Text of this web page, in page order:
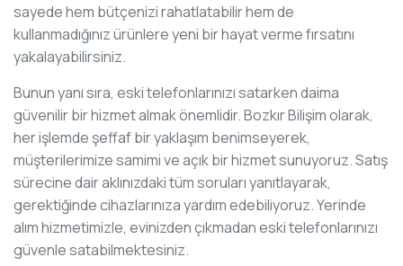
sayede hem bütçenizi rahatlatabilir hem de
kullanmadığınız ürünlere yeni bir hayat verme fırsatını
yakalayabilirsiniz.
Bunun yanı sıra, eski telefonlarınızı satarken daima
güvenilir bir hizmet almak önemlidir. Bozkır Bilişim olarak,
her işlemde şeffaf bir yaklaşım benimseyerek,
müşterilerimize samimi ve açık bir hizmet sunuyoruz. Satış
sürecine dair aklınızdaki tüm soruları yanıtlayarak,
gerektiğinde cihazlarınıza yardım edebiliyoruz. Yerinde
alım hizmetimizle, evinizden çıkmadan eski telefonlarınızı
güvenle satabilmektesiniz.